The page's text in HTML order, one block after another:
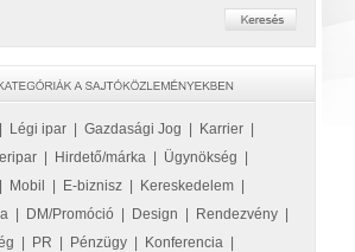
Légi ipar Gazdasági Jog Karrier
Hirdető/márka Ügynökség
Mobil E-biznisz Kereskedelem
DM/Promóció Design Rendezvény
PR Pénzügy Konferencia